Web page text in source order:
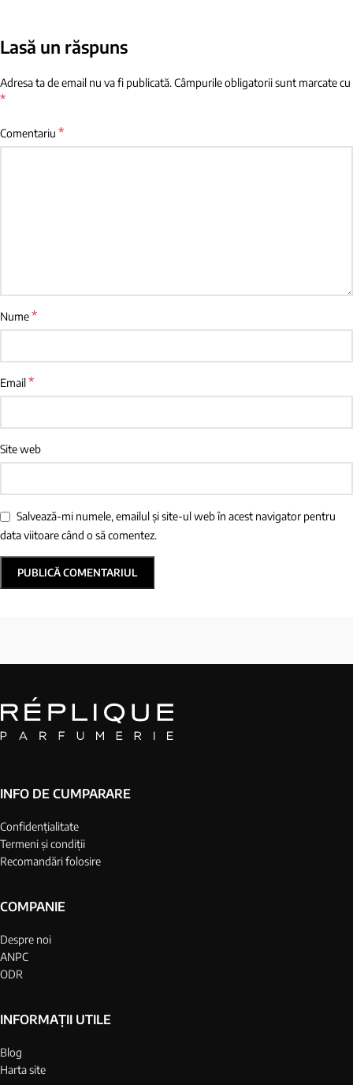
Lasă un răspuns
Adresa ta de email nu va fi publicată. Câmpurile obligatorii sunt marcate cu
*
Comentariu *
Nume*
Email*
Site web
Salvează-mi numele, emailul și site-ul web în acest navigator pentru
data viitoare când o să comentez.
INFO DE CUMPARARE
Confidențialitate
Termeni și condiții
Recomandări folosire
COMPANIE
Despre noi
ANPC
ODR
INFORMAȚII UTILE
Blog
Harta site